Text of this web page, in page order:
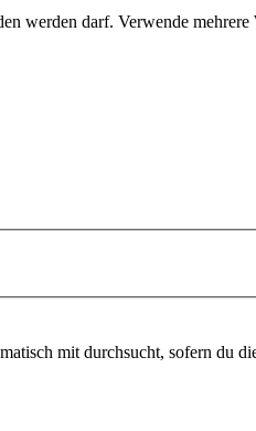
werden darf. Verwende mehrere
mit durchsucht, sofern du